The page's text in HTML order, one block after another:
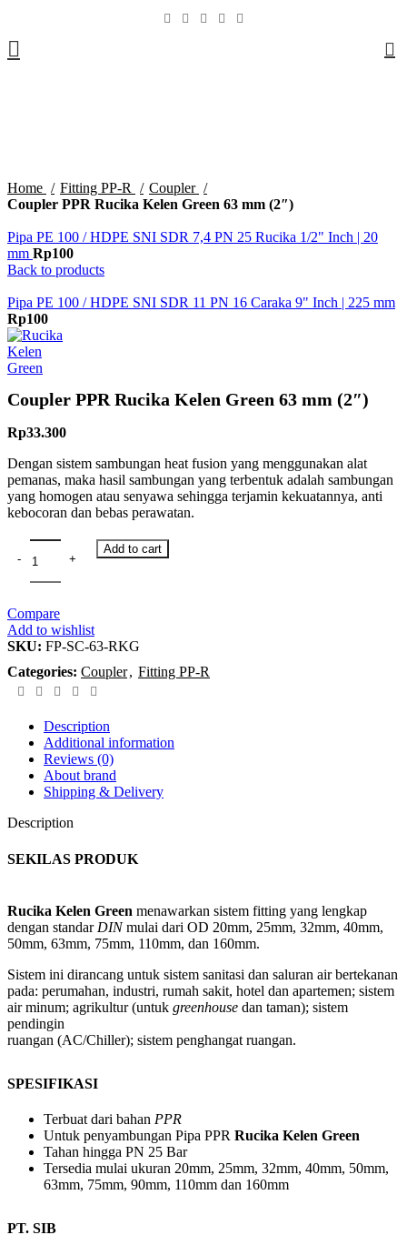
Home
Fitting PP-R
Coupler
Coupler PPR Rucika Kelen Green 63 mm (2″)
Pipa PE 100 / HDPE SNI SDR 7,4 PN 25 Rucika 1/2" Inch | 20
mm Rp100
Back to products
Pipa PE 100 / HDPE SNI SDR 11 PN 16 Caraka 9" Inch | 225 mm
Rp100
Coupler PPR Rucika Kelen Green 63 mm (2″)
Rp33.300
Dengan sistem sambungan heat fusion yang menggunakan alat
pemanas, maka hasil sambungan yang terbentuk adalah sambungan
yang homogen atau senyawa sehingga terjamin kekuatannya, anti
kebocoran dan bebas perawatan.
Add to cart
Compare
Add to wishlist
SKU: FP-SC-63-RKG
Categories: Coupler, Fitting PP-R
Description
Additional information
Reviews (0)
About brand
Shipping & Delivery
Description
SEKILAS PRODUK
Rucika Kelen Green menawarkan sistem fitting yang lengkap
dengan standar DINmulai dari OD 20mm, 25mm, 32mm, 40mm,
50mm, 63mm, 75mm, 110mm, dan 160mm.
Sistem ini dirancang untuk sistem sanitasi dan saluran air bertekanan
pada: perumahan, industri, rumah sakit, hotel dan apartemen; sistem
air minum; agrikultur (untuk greenhouse dan taman); sistem
pendingin
ruangan (AC/Chiller); sistem penghangat ruangan.
SPESIFIKASI
Terbuat dari bahan PPR
Untuk penyambungan Pipa PPR Rucika Kelen Green
Tahan hingga PN 25 Bar
Tersedia mulai ukuran 20mm, 25mm, 32mm, 40mm, 50mm,
63mm, 75mm, 90mm, 110mm dan 160mm
PT. SIB